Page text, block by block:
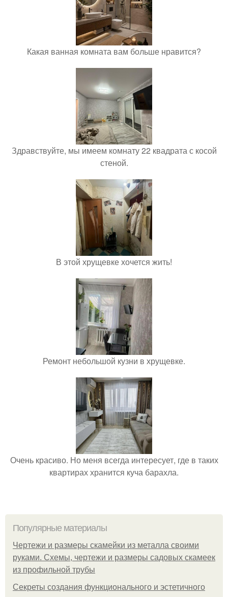
Какая ванная комната вам больше нравится?
Здравствуйте, мы имеем комнату 22 квадрата с косой
стеной.
В этой хрущевке хочется жить!
Ремонт небольшой кузни в хрущевке.
Очень красиво. Но меня всегда интересует, где в таких
квартирах хранится куча барахла.
Популярные материалы
Чертежи и размеры скамейки из металла своими
руками. Схемы, чертежи и размеры садовых скамеек
из профильной трубы
Секреты создания функционального и эстетичного